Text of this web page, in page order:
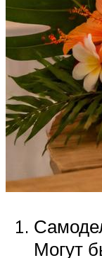
Могут